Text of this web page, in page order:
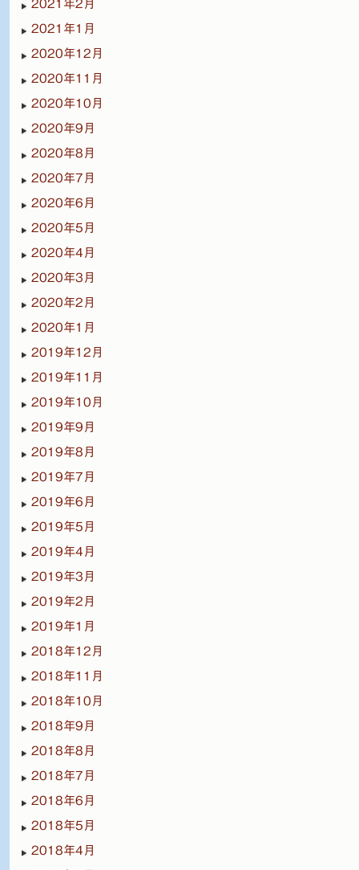
2021年2月
2021年1月
2020年12月
2020年11月
2020年10月
2020年9月
2020年8月
2020年7月
2020年6月
2020年5月
2020年4月
2020年3月
2020年2月
2020年1月
2019年12月
2019年11月
2019年10月
2019年9月
2019年8月
2019年7月
2019年6月
2019年5月
2019年4月
2019年3月
2019年2月
2019年1月
2018年12月
2018年11月
2018年10月
2018年9月
2018年8月
2018年7月
2018年6月
2018年5月
2018年4月